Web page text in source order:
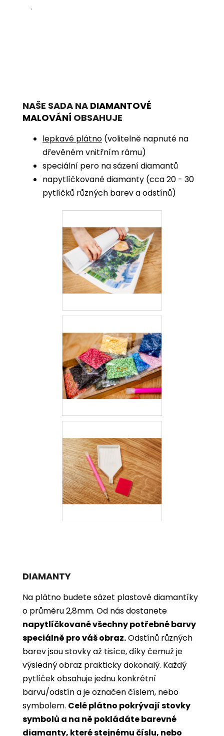
.
NAŠE SADA NA DIAMANTOVÉ
MALOVÁNÍ OBSAHUJE
lepkavé plátno (volitelně napnuté na
dřevěném vnitřním rámu)
speciální pero na sázení diamantů
napytlíčkované diamanty (cca 20 - 30
pytlíčků různých barev a odstínů)
DIAMANTY
Na plátno budete sázet plastové diamantíky
o průměru 2,8mm. Od nás dostanete
napytlíčkované všechny potřebné barvy
speciálně pro váš obraz.Odstínů různých
barev jsou stovky až tisíce, díky čemuž je
výsledný obraz prakticky dokonalý. Každý
pytlíček obsahuje jednu konkrétní
barvu/odstín a je označen číslem, nebo
symbolem. Celé plátno pokrývají stovky
symbolů a na ně pokládáte barevné
diamanty, které stejnému číslu, nebo